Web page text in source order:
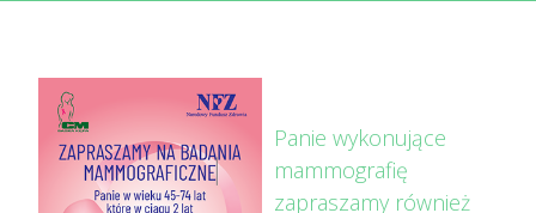
Panie wykonujące
mammografię
zapraszamy również